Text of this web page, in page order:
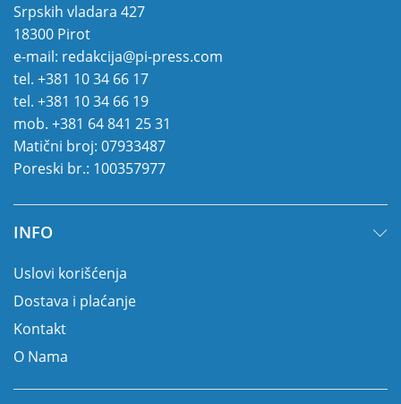
Srpskih vladara 427
18300 Pirot
e-mail: redakcija@pi-press.com
tel. +381 10 34 66 17
tel. +381 10 34 66 19
mob. +381 64 841 25 31
Matični broj: 07933487
Poreski br.: 100357977
INFO
Uslovi korišćenja
Dostava i plaćanje
Kontakt
O Nama